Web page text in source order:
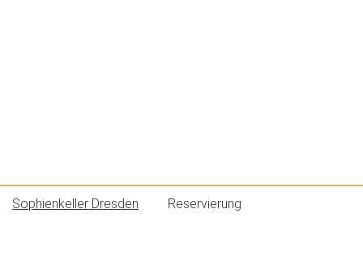
Sophienkeller Dresden Reservierung